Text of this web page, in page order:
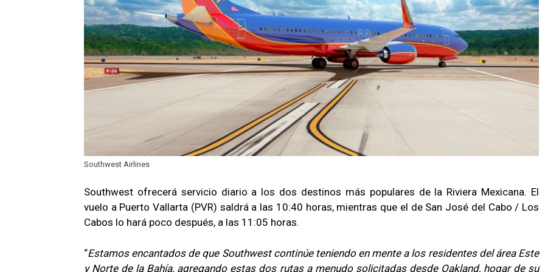
Southwest Airlines
Southwest ofrecerá servicio diario a los dos destinos más populares de la Riviera Mexicana. El
vuelo a Puerto Vallarta (PVR) saldrá a las 10:40 horas, mientras que el de San José del Cabo / Los
Cabos lo hará poco después, a las 11:05 horas.
“Estamos encantados de que Southwest continúe teniendo en mente a los residentes del área Este
y Norte de la Bahía, agregando estas dos rutas a menudo solicitadas desde Oakland, hogar de su